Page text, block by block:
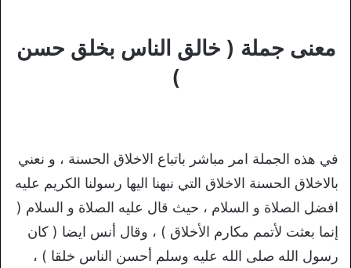
معنى جملة ( خالق الناس بخلق حسن
)
في هذه الجملة امر مباشر باتباع الاخلاق الحسنة ، و نعني
بالاخلاق الحسنة الاخلاق التي نبهنا اليها رسولنا الكريم عليه
افضل الصلاة و السلام ، حيث قال عليه الصلاة و السلام (
إنما بعثت لأتمم مكارم الأخلاق ) ، وقال أنس ايضا ( كان
رسول الله صلى الله عليه وسلم أحسن الناس خلقا ) ،